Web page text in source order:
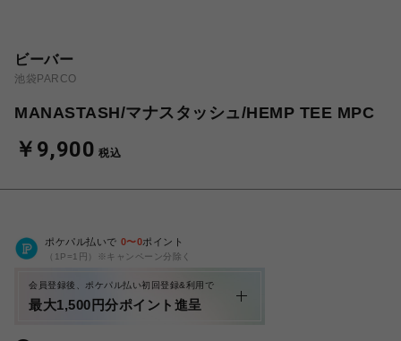
ビーバー
池袋PARCO
MANASTASH/マナスタッシュ/HEMP TEE MPC
￥9,900 税込
ポケパル払いで 0〜0ポイント
（1P=1円）※キャンペーン分除く
会員登録後、ポケパル払い初回登録&利用で
最大1,500円分ポイント進呈